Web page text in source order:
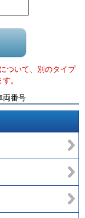
ついて、別のタイプ
。
両番号